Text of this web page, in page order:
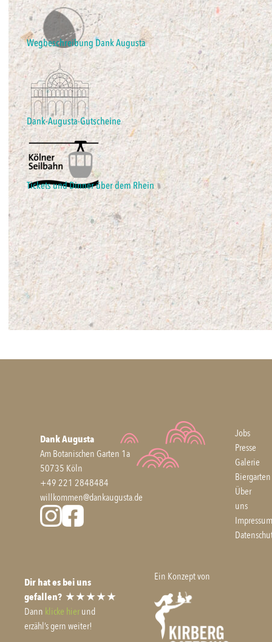
Wegbeschreibung Dank Augusta
Dank-Augusta-Gutscheine
Tickets und Dinner über dem Rhein
Dank Augusta
Am Botanischen Garten 1a
50735 Köln
+49 221 2848484
willkommen@dankaugusta.de
Jobs
Presse
Galerie
Biergarten
Über
uns
Impressum
Dir hat es bei uns
gefallen? ★ ★ ★ ★ ★
Dann klicke hierund
erzähl’s gern weiter!
Ein Konzept von